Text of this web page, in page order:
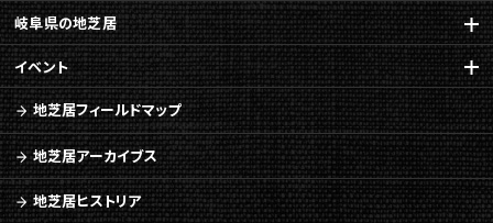
岐阜県の地芝居
イベント
地芝居フィールドマップ
地芝居アーカイブス
地芝居ヒストリア